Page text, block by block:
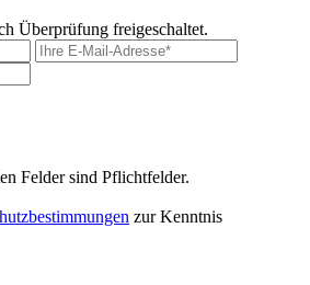
Überprüfung freigeschaltet.
Felder sind Pflichtfelder.
zur Kenntnis